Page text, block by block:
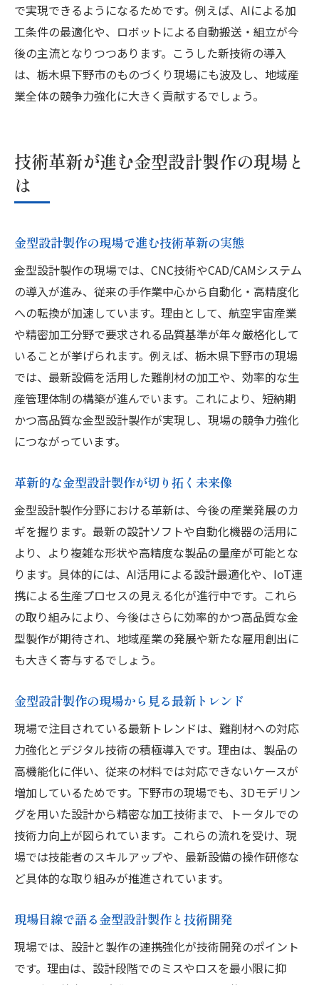
で実現できるようになるためです。例えば、AIによる加
工条件の最適化や、ロボットによる自動搬送・組立が今
後の主流となりつつあります。こうした新技術の導入
は、栃木県下野市のものづくり現場にも波及し、地域産
業全体の競争力強化に大きく貢献するでしょう。
技術革新が進む金型設計製作の現場と
は
金型設計製作の現場で進む技術革新の実態
金型設計製作の現場では、CNC技術やCAD/CAMシステム
の導入が進み、従来の手作業中心から自動化・高精度化
への転換が加速しています。理由として、航空宇宙産業
や精密加工分野で要求される品質基準が年々厳格化して
いることが挙げられます。例えば、栃木県下野市の現場
では、最新設備を活用した難削材の加工や、効率的な生
産管理体制の構築が進んでいます。これにより、短納期
かつ高品質な金型設計製作が実現し、現場の競争力強化
につながっています。
革新的な金型設計製作が切り拓く未来像
金型設計製作分野における革新は、今後の産業発展のカ
ギを握ります。最新の設計ソフトや自動化機器の活用に
より、より複雑な形状や高精度な製品の量産が可能とな
ります。具体的には、AI活用による設計最適化や、IoT連
携による生産プロセスの見える化が進行中です。これら
の取り組みにより、今後はさらに効率的かつ高品質な金
型製作が期待され、地域産業の発展や新たな雇用創出に
も大きく寄与するでしょう。
金型設計製作の現場から見る最新トレンド
現場で注目されている最新トレンドは、難削材への対応
力強化とデジタル技術の積極導入です。理由は、製品の
高機能化に伴い、従来の材料では対応できないケースが
増加しているためです。下野市の現場でも、3Dモデリン
グを用いた設計から精密な加工技術まで、トータルでの
技術力向上が図られています。これらの流れを受け、現
場では技能者のスキルアップや、最新設備の操作研修な
ど具体的な取り組みが推進されています。
現場目線で語る金型設計製作と技術開発
現場では、設計と製作の連携強化が技術開発のポイント
です。理由は、設計段階でのミスやロスを最小限に抑